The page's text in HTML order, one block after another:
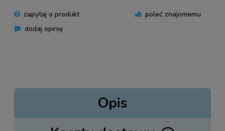
zapytaj o produkt
poleć znajomemu
dodaj opinię
Opis